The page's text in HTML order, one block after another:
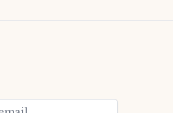
Indirizzo email